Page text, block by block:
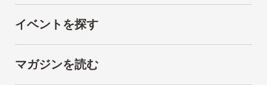
イベントを探す
マガジンを読む